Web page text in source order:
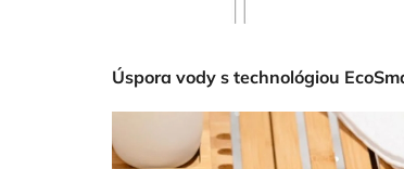
Úspora vody s technológiou